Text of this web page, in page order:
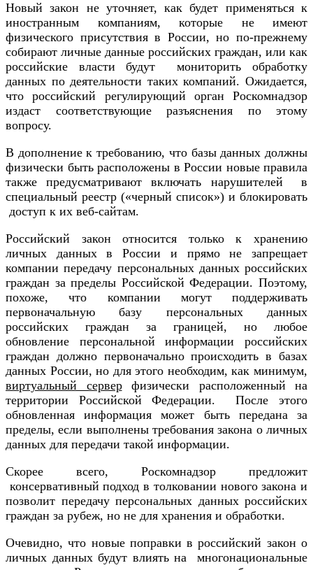
Новый закон не уточняет, как будет применяться к
иностранным компаниям, которые не имеют
физического присутствия в России, но по-прежнему
собирают личные данные российских граждан, или как
российские власти будут мониторить обработку
данных по деятельности таких компаний. Ожидается,
что российский регулирующий орган Роскомнадзор
издаст соответствующие разъяснения по этому
вопросу.
В дополнение к требованию, что базы данных должны
физически быть расположены в России новые правила
также предусматривают включать нарушителей в
специальный реестр («черный список») и блокировать
доступ к их веб-сайтам.
Российский закон относится только к хранению
личных данных в России и прямо не запрещает
компании передачу персональных данных российских
граждан за пределы Российской Федерации. Поэтому,
похоже, что компании могут поддерживать
первоначальную базу персональных данных
российских граждан за границей, но любое
обновление персональной информации российских
граждан должно первоначально происходить в базах
данных России, но для этого необходим, как минимум,
виртуальный серверфизически расположенный на
территории Российской Федерации. После этого
обновленная информация может быть передана за
пределы, если выполнены требования закона о личных
данных для передачи такой информации.
Скорее всего, Роскомнадзор предложит
консервативный подход в толковании нового закона и
позволит передачу персональных данных российских
граждан за рубеж, но не для хранения и обработки.
Очевидно, что новые поправки в российский закон о
личных данных будут влиять на многонациональные